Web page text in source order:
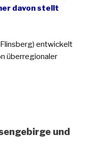
davon stellt
entwickelt
überregionaler
und